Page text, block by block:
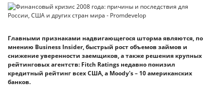
Главными признаками надвигающегося шторма являются, по
мнению Business Insider, быстрый рост объемов займов и
снижение уверенности заемщиков, а также решения крупных
рейтинговых агентств: Fitch Ratings недавно понизил
кредитный рейтинг всех США, а Moody's – 10 американских
банков.